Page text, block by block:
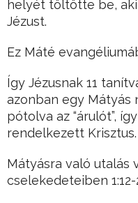
helyét töltötte be,
Jézust.
Ez Máté
Így Jézusnak 11
azonban egy
pótolva az “árulót”,
rendelkezett Krisztus.
Mátyásra való utalás
cselekedeteiben 1:12-